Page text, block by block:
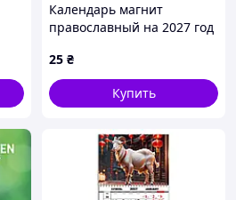
Календарь магнит
православный на 2027 год
25 ₴
Купить